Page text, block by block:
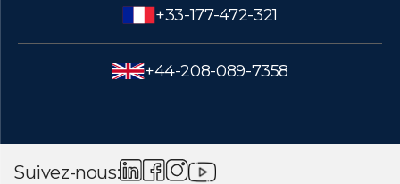
+33-177-472-321
+44-208-089-7358
Suivez-nous: